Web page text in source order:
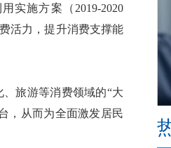
实施方案（2019-2020
活力，提升消费支撑能
旅游等消费领域的“大
，从而为全面激发居民